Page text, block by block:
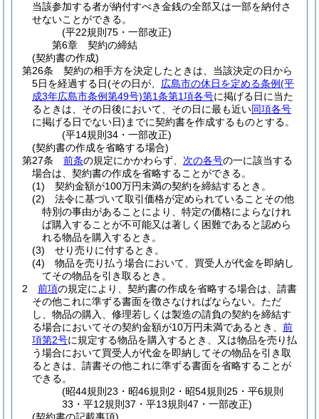
当該参加する者が納付すべき金銭の全部又は一部を納付さ
せないことができる。
(平22規則75・一部改正)
第6章
契約の締結
(契約書の作成)
第26条
契約の相手方を決定したときは、当該決定の日から
5日を経過する日(その日が、 広島市の休日を定める条例(平
成3年広島市条例第49号)第1条第1項各号に掲げる日に当た
るときは、その日後において、その日に最も近い同項各号
に掲げる日でない日) までに契約書を作成するものとする。
(平14規則34・一部改正)
(契約書の作成を省略する場合)
第27条
前条の規定にかかわらず、 次の各号の一に該当する
場合は、契約書の作成を省略することができる。
(1)
契約金額が100万円未満の契約を締結するとき。
(2)
法令に基づいて取引価格が定められていることその他
特別の事由があることにより、特定の価格によらなけれ
ば購入することが不可能又は著しく困難であると認めら
れる物品を購入するとき。
(3)
せり売りに付するとき。
(4)
物品を売り払う場合において、買受人が代金を即納し
てその物品を引き取るとき。
2
前項の規定により、契約書の作成を省略する場合は、請書
その他これに準ずる書面を徴さなければならない。 ただ
し、物品の購入、修理若しくは製造の請負の契約を締結す
る場合においてその契約金額が10万円未満であるとき、 前
項第2号に規定する物品を購入するとき、又は物品を売り払
う場合において買受人が代金を即納してその物品を引き取
るときは、請書その他これに準ずる書面を省略することが
できる。
(昭44規則23・昭46規則2・昭54規則25・平6規則
33・平12規則37・平13規則47・一部改正)